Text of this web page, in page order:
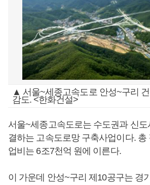
▲ 서울~세종고속도로 안성~구리
감도. <한화건설>
서울~세종고속도로는 수도권과 신
결하는 고속도로망 구축사업이다. 총
업비는 6조7천억 원에 이른다.
이 가운데 안성~구리 제10공구는 경